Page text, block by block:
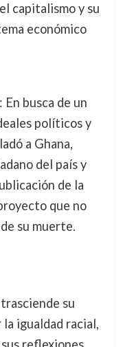
capitalismo y su
económico
En busca de un
políticos y
a Ghana,
del país y
de la
que no
su muerte.
su
la igualdad racial,